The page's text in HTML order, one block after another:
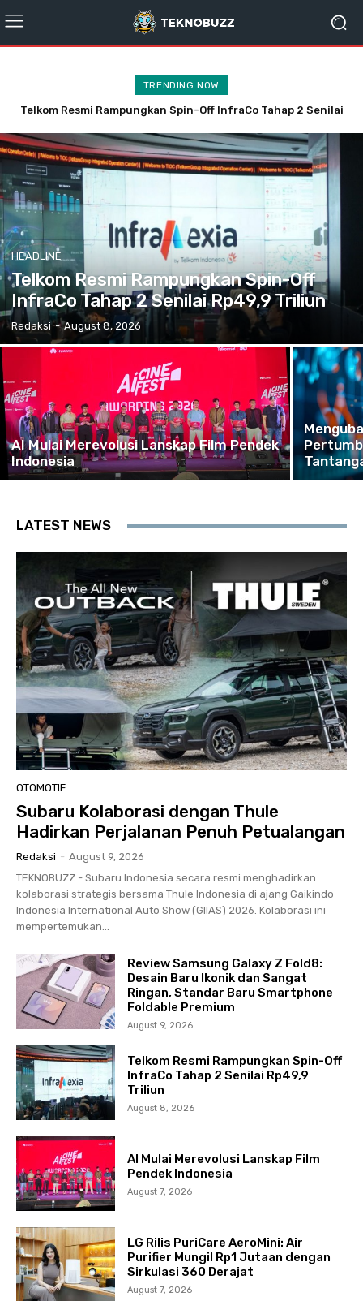
TRENDING NOW
AI Mulai Merevolusi Lanskap Film Pendek Indonesia
HEADLINE
Telkom Resmi Rampungkan Spin-Off
InfraCo Tahap 2 Senilai Rp49,9 Triliun
Redaksi - August 8, 2026
AI Mulai Merevolusi Lanskap Film Pendek
Indonesia
LATEST NEWS
OTOMOTIF
Subaru Kolaborasi dengan Thule
Hadirkan Perjalanan Penuh Petualangan
Redaksi - August 9, 2026
TEKNOBUZZ - Subaru Indonesia secara resmi menghadirkan
kolaborasi strategis bersama Thule Indonesia di ajang Gaikindo
Indonesia International Auto Show (GIIAS) 2026. Kolaborasi ini
mempertemukan...
Review Samsung Galaxy Z Fold8:
Desain Baru Ikonik dan Sangat
Ringan, Standar Baru Smartphone
Foldable Premium
August 9, 2026
Telkom Resmi Rampungkan Spin-Off
InfraCo Tahap 2 Senilai Rp49,9
Triliun
August 8, 2026
AI Mulai Merevolusi Lanskap Film
Pendek Indonesia
August 7, 2026
LG Rilis PuriCare AeroMini: Air
Purifier Mungil Rp1 Jutaan dengan
Sirkulasi 360 Derajat
August 7, 2026